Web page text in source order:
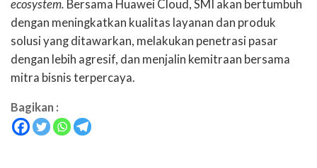
ecosystem. Bersama Huawei Cloud, SMI akan bertumbuh
dengan meningkatkan kualitas layanan dan produk
solusi yang ditawarkan, melakukan penetrasi pasar
dengan lebih agresif, dan menjalin kemitraan bersama
mitra bisnis terpercaya.
Bagikan :